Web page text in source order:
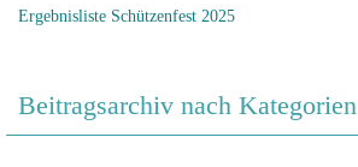
Ergebnisliste Schützenfest 2025
Beitragsarchiv nach Kategorien